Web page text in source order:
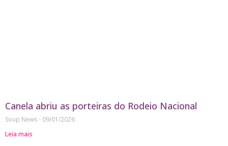
Canela abriu as porteiras do Rodeio Nacional
Soup News
09/01/2026
Leia mais